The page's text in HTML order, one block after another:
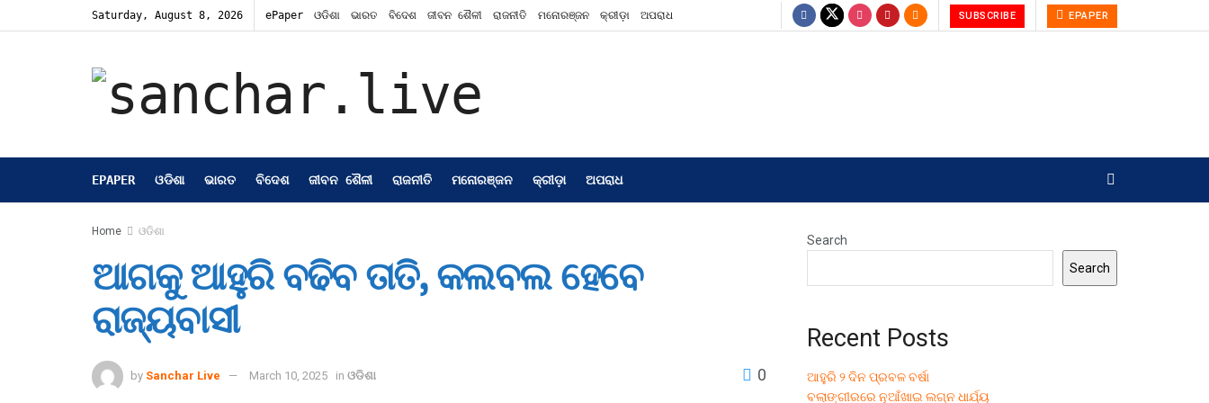
Saturday, August 8, 2026 ePaper ଓଡିଶା ଭାରତ ବିଦେଶ ଜୀବନ ଶୈଳୀ ରାଜନୀତି ମନୋରଞ୍ଜନ କ୍ରୀଡ଼ା ଅପରାଧ SUBSCRIBE EPAPER
EPAPER ଓଡିଶା ଭାରତ ବିଦେଶ ଜୀବନ ଶୈଳୀ ରାଜନୀତି ମନୋରଞ୍ଜନ କ୍ରୀଡ଼ା ଅପରାଧ
Home ଓଡିଶା
ଆଗକୁ ଆହୁରି ବଢିବ ତାତି, କଲବଲ ହେବେ
ରାଜ୍ୟବାସୀ
by Sanchar Live March 10, 2025 in ଓଡିଶା 0
Search
Search
Recent Posts
ଆହୁରି ୨ ଦିନ ପ୍ରବଳ ବର୍ଷା
ବଲାଙ୍ଗୀରରେ ନୂଆଁଖାଇ ଲଗ୍ନ ଧାର୍ଯ୍ୟ